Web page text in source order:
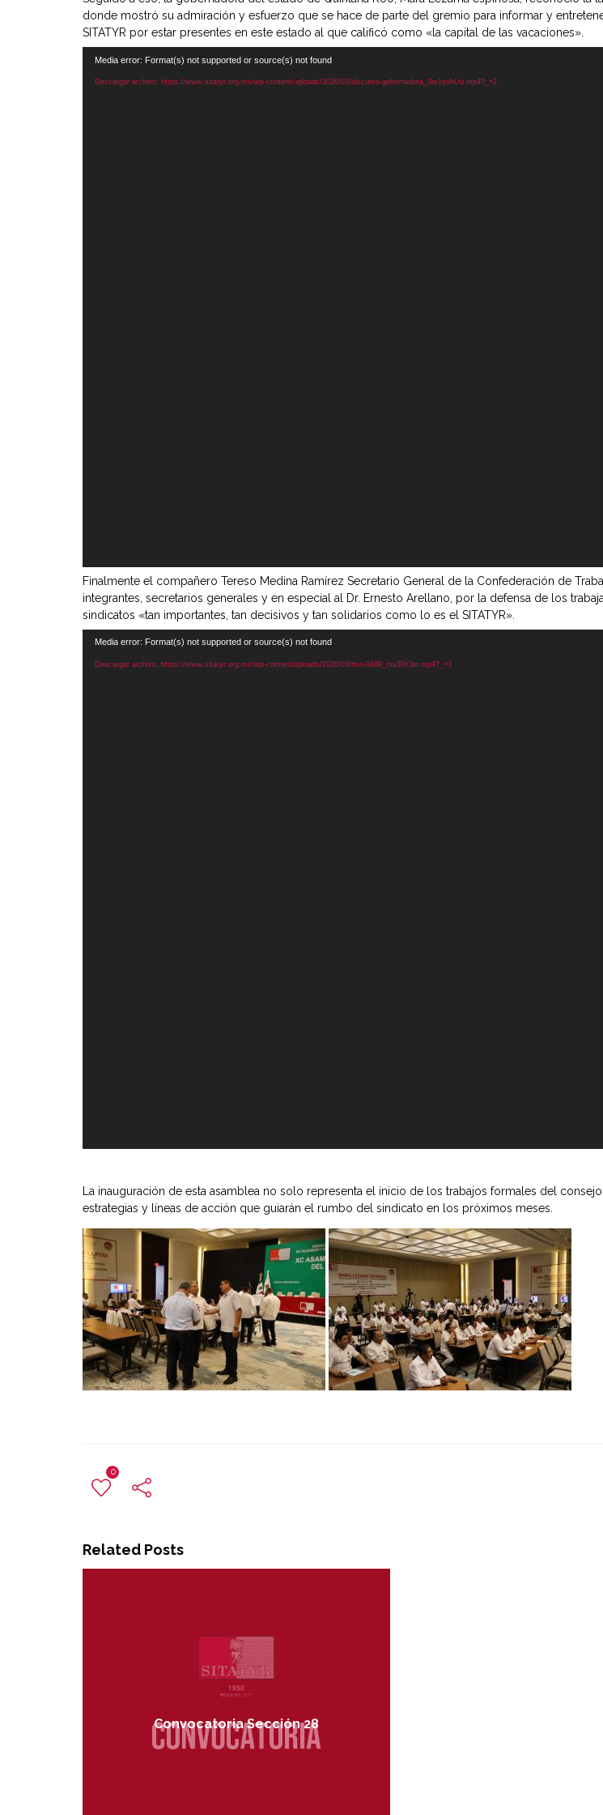
donde mostró su admiración y esfuerzo que se hace de parte del gremio para informar y
SITATYR por estar presentes en este estado al que calificó como «la capital de las vacaciones».
Reproductor
vídeo
Media error: Format(s) not supported or source(s) not found
Descargar archivo: https://www.sitatyr.org.mx/wp-content/uploads/2026/03/discurso-gobernadora_Sw1yuhUu.mp4?_=2
Finalmente el compañero Tereso Medina Ramírez Secretario General de la Confederación de
integrantes, secretarios generales y en especial al Dr. Ernesto Arellano, por la defensa de los
sindicatos «tan importantes, tan decisivos y tan solidarios como lo es el SITATYR».
Reproductor
vídeo
Media error: Format(s) not supported or source(s) not found
Descargar archivo: https://www.sitatyr.org.mx/wp-content/uploads/2026/03/mvi-0489_mu3Rt3in.mp4?_=3
La inauguración de esta asamblea no solo representa el inicio de los trabajos formales del
estrategias y líneas de acción que guiarán el rumbo del sindicato en los próximos meses.
0
Related Posts
Convocatoria Sección 28